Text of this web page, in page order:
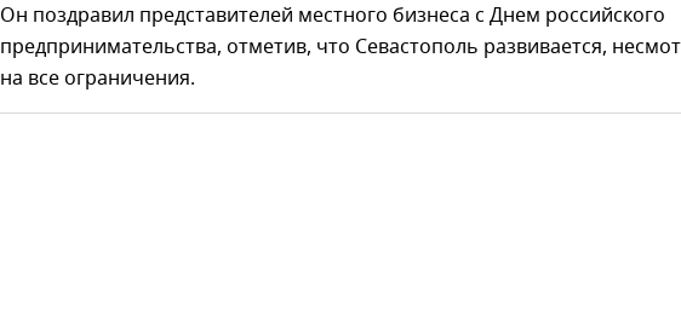
Он поздравил представителей местного бизнеса с Днем российского
предпринимательства, отметив, что Севастополь развивается,
на все ограничения.